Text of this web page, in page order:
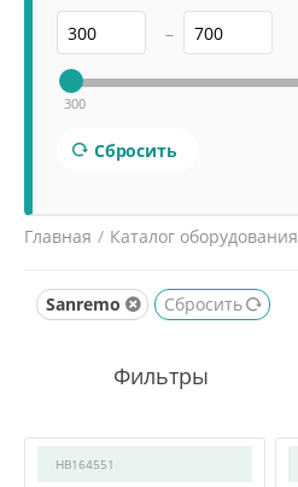
–
300
Сбросить
Главная / Каталог оборудования
Sanremo
Сбросить
HB164551